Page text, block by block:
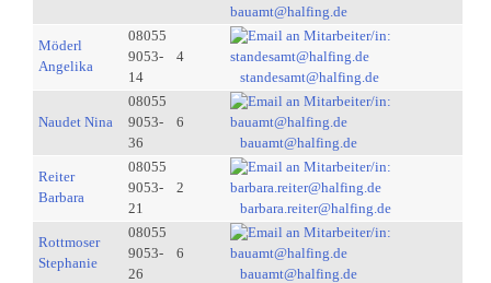
bauamt@halfing.de
Möderl
Angelika
08055
9053-
14
4
standesamt@halfing.de
Naudet Nina
08055
9053-
36
6
bauamt@halfing.de
Reiter
Barbara
08055
9053-
21
2
barbara.reiter@halfing.de
Rottmoser
Stephanie
08055
9053-
26
6
bauamt@halfing.de